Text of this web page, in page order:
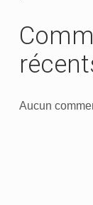
Aucun